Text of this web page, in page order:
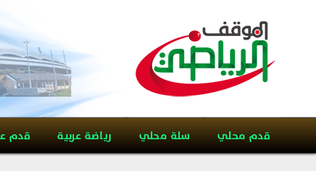
قدم محلي سلة محلي رياضة عربية قدم